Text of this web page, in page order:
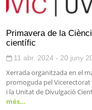
Primavera de la
científic
11 abr. 2024 - 20 juny
Xerrada organitzada en el
promoguda pel Vicerectorat
i la Unitat de Divulgació
més…